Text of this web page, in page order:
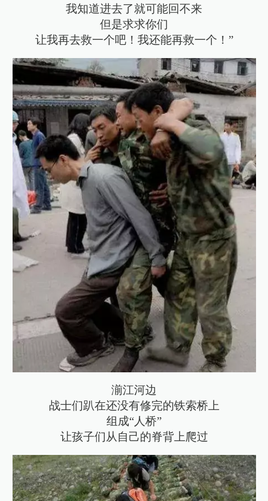
我知道进去了就可能回不来
但是求求你们
让我再去救一个吧！我还能再救一个！”
湔江河边
战士们趴在还没有修完的铁索桥上
组成“人桥”
让孩子们从自己的脊背上爬过